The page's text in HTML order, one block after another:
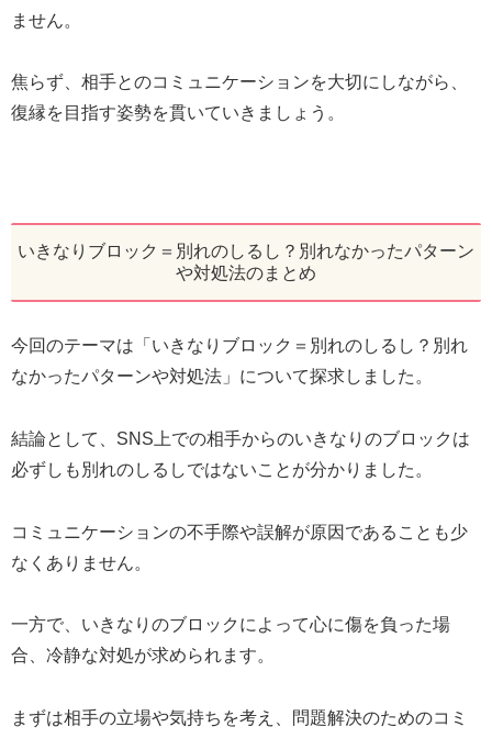
ません。
焦らず、相手とのコミュニケーションを大切にしながら、
復縁を目指す姿勢を貫いていきましょう。
いきなりブロック＝別れのしるし？別れなかったパターン
や対処法のまとめ
今回のテーマは「いきなりブロック＝別れのしるし？別れ
なかったパターンや対処法」について探求しました。
結論として、SNS上での相手からのいきなりのブロックは
必ずしも別れのしるしではないことが分かりました。
コミュニケーションの不手際や誤解が原因であることも少
なくありません。
一方で、いきなりのブロックによって心に傷を負った場
合、冷静な対処が求められます。
まずは相手の立場や気持ちを考え、問題解決のためのコミ